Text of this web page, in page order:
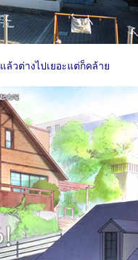
วต่างไปเยอะแต่ก็คล้าย